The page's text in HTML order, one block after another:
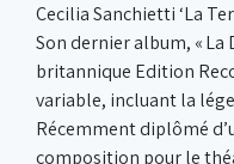
Cecilia Sanchietti ‘La
Son dernier album, «
britannique Edition
variable, incluant la
Récemment diplômé
composition pour le